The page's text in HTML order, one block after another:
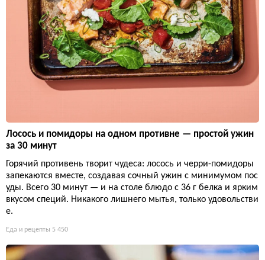
Лосось и помидоры на одном противне — простой ужин
за 30 минут
Горячий противень творит чудеса: лосось и черри-помидоры
запекаются вместе, создавая сочный ужин с минимумом пос
уды. Всего 30 минут — и на столе блюдо с 36 г белка и ярким
вкусом специй. Никакого лишнего мытья, только удовольстви
е.
Еда и рецепты 5 450